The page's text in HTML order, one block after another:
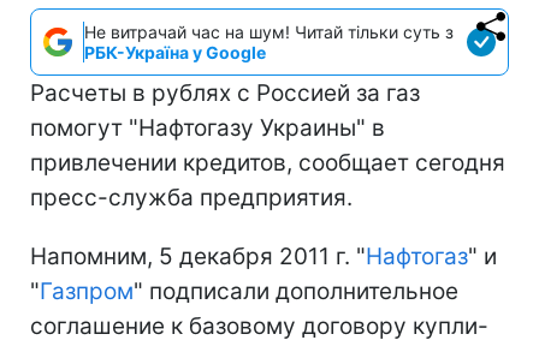
Не витрачай час на шум! Читай тільки суть з
РБК-Україна у Google
Расчеты в рублях с Россией за газ
помогут "Нафтогазу Украины" в
привлечении кредитов, сообщает сегодня
пресс-служба предприятия.
Напомним, 5 декабря 2011 г. "Нафтогаз" и
"Газпром" подписали дополнительное
соглашение к базовому договору купли-